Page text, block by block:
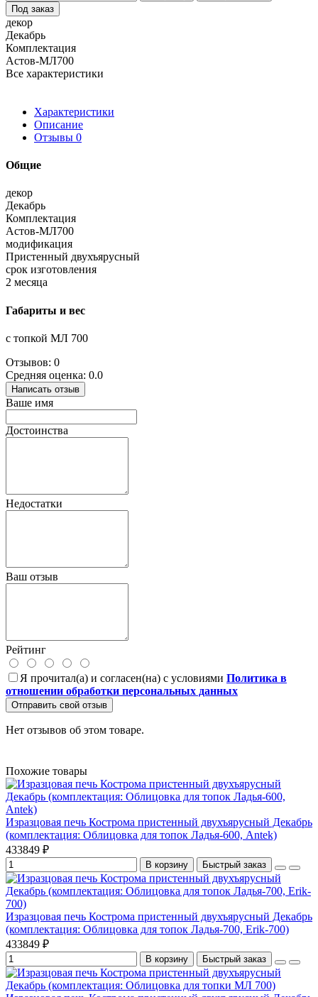
Под заказ
декор
Декабрь
Комплектация
Астов-МЛ700
Все характеристики
Характеристики
Описание
Отзывы 0
Общие
декор
Декабрь
Комплектация
Астов-МЛ700
модификация
Пристенный двухъярусный
срок изготовления
2 месяца
Габариты и вес
с топкой МЛ 700
Отзывов: 0
Средняя оценка: 0.0
Написать отзыв
Ваше имя
Достоинства
Недостатки
Ваш отзыв
Рейтинг
Я прочитал(а) и согласен(на) с условиями Политика в
отношении обработки персональных данных
Отправить свой отзыв
Нет отзывов об этом товаре.
Похожие товары
Изразцовая печь Кострома пристенный двухъярусный Декабрь
(комплектация: Облицовка для топок Ладья-600, Antek)
433849 ₽
В корзину Быстрый заказ
Изразцовая печь Кострома пристенный двухъярусный Декабрь
(комплектация: Облицовка для топок Ладья-700, Erik-700)
433849 ₽
В корзину Быстрый заказ